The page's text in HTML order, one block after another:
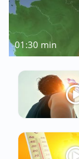
01:30 min